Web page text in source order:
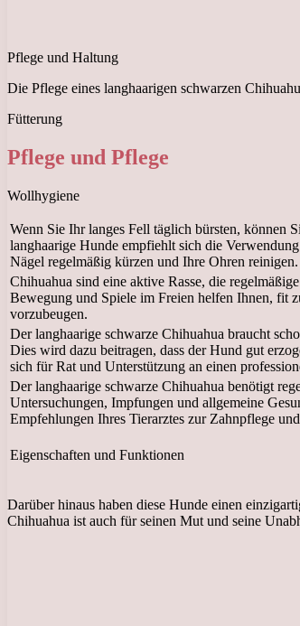
Pflege und Haltung
Die Pflege eines langhaarigen schwarzen
Fütterung
Pflege und Pflege
Wollhygiene
Wenn Sie Ihr langes Fell täglich bürsten, können
langhaarige Hunde empfiehlt sich die
Nägel regelmäßig kürzen und Ihre Ohren reinigen.
Chihuahua sind eine aktive Rasse, die
Bewegung und Spiele im Freien helfen Ihnen, fit
vorzubeugen.
Der langhaarige schwarze Chihuahua braucht
Dies wird dazu beitragen, dass der Hund gut
sich für Rat und Unterstützung an einen
Der langhaarige schwarze Chihuahua benötigt
Untersuchungen, Impfungen und allgemeine
Empfehlungen Ihres Tierarztes zur Zahnpflege
Eigenschaften und Funktionen
Darüber hinaus haben diese Hunde einen
Chihuahua ist auch für seinen Mut und seine